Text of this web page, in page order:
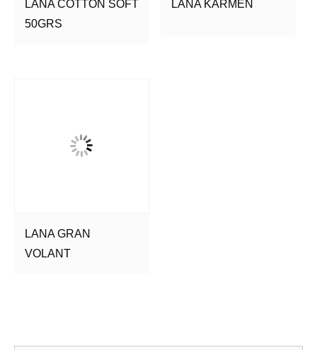
LANA COTTON SOFT
50GRS
LANA KARMEN
LANA GRAN
VOLANT